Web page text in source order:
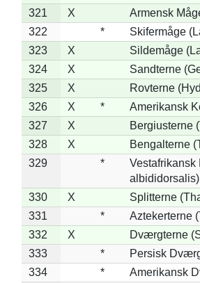
321
X
Armensk
322
*
Skifermåge
323
X
Sildemåge
324
X
Sandterne
325
X
Rovterne
326
X *
Amerikansk
327
X
Bergiusterne
328
X
Bengalterne
329
*
Vestafrikansk
albididorsalis)
330
X
Splitterne
331
*
Aztekerterne
332
X
Dværgterne
333
*
Persisk
334
*
Amerikansk